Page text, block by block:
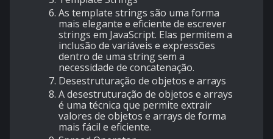
As template strings são uma forma
mais elegante e eficiente de escrever
strings em JavaScript. Elas permitem a
inclusão de variáveis e expressões
dentro de uma string sem a
necessidade de concatenação.
Desestruturação de objetos e arrays
A desestruturação de objetos e arrays
é uma técnica que permite extrair
valores de objetos e arrays de forma
mais fácil e eficiente.